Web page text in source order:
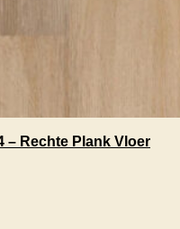
– Rechte Plank Vloer